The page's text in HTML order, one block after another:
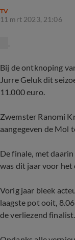
TV
11 mrt 2023, 21:06
Bij de ontknoping
Jurre Geluk dit
11.000 euro.
Zwemster Ranomi
aangegeven de Mol
De finale, met
was dit jaar voor het
Vorig jaar bleek
laagste pot ooit,
de verliezend finalist.